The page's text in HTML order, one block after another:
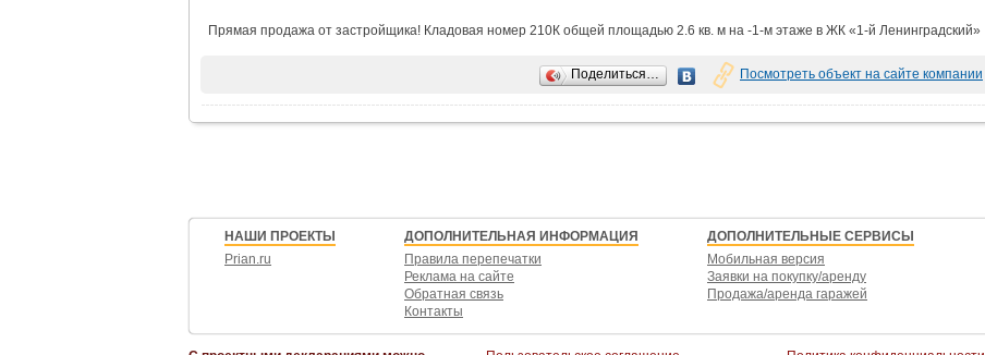
Прямая продажа от застройщика! Кладовая номер 210К общей площадью 2.6 кв. м на -1-м этаже в ЖК «1-й Ленинградский»
Посмотреть объект на сайте компании
Поделиться…
НАШИ ПРОЕКТЫ
Prian.ru
ДОПОЛНИТЕЛЬНАЯ ИНФОРМАЦИЯ
Правила перепечатки
Реклама на сайте
Обратная связь
Контакты
ДОПОЛНИТЕЛЬНЫЕ СЕРВИСЫ
Мобильная версия
Заявки на покупку/аренду
Продажа/аренда гаражей